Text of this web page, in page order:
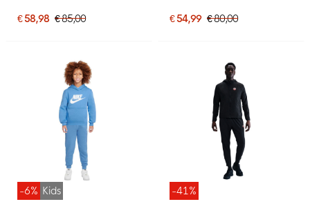
Wit
€ 58,98 € 85,00
Donkerblauw Blauw Wit
€ 54,99 € 80,00
-6% Kids
-41%